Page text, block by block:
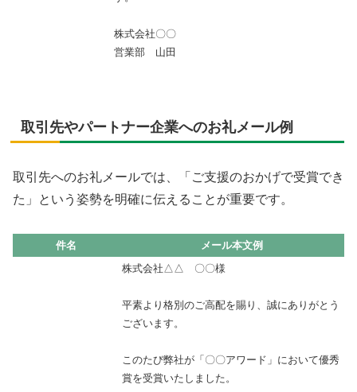
株式会社〇〇
営業部 山田
取引先やパートナー企業へのお礼メール例
取引先へのお礼メールでは、「ご支援のおかげで受賞でき
た」という姿勢を明確に伝えることが重要です。
件名 メール本文例
株式会社△△ 〇〇様
平素より格別のご高配を賜り、誠にありがとう
ございます。
このたび弊社が「〇〇アワード」において優秀
賞を受賞いたしました。